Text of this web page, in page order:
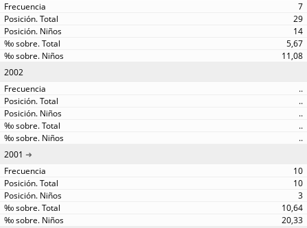
7
29
14
5,67
11,08
2002
..
..
..
..
..
2001
10
10
3
10,64
20,33